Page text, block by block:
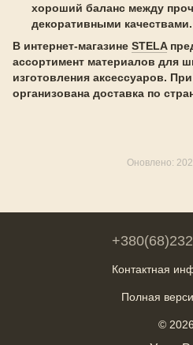
хороший баланс между
декоративными качествами.
В интернет-магазине STELA
ассортимент материалов для
изготовления аксессуаров.
организована доставка по
Оновлено:
Контактная
Полная
© 2026